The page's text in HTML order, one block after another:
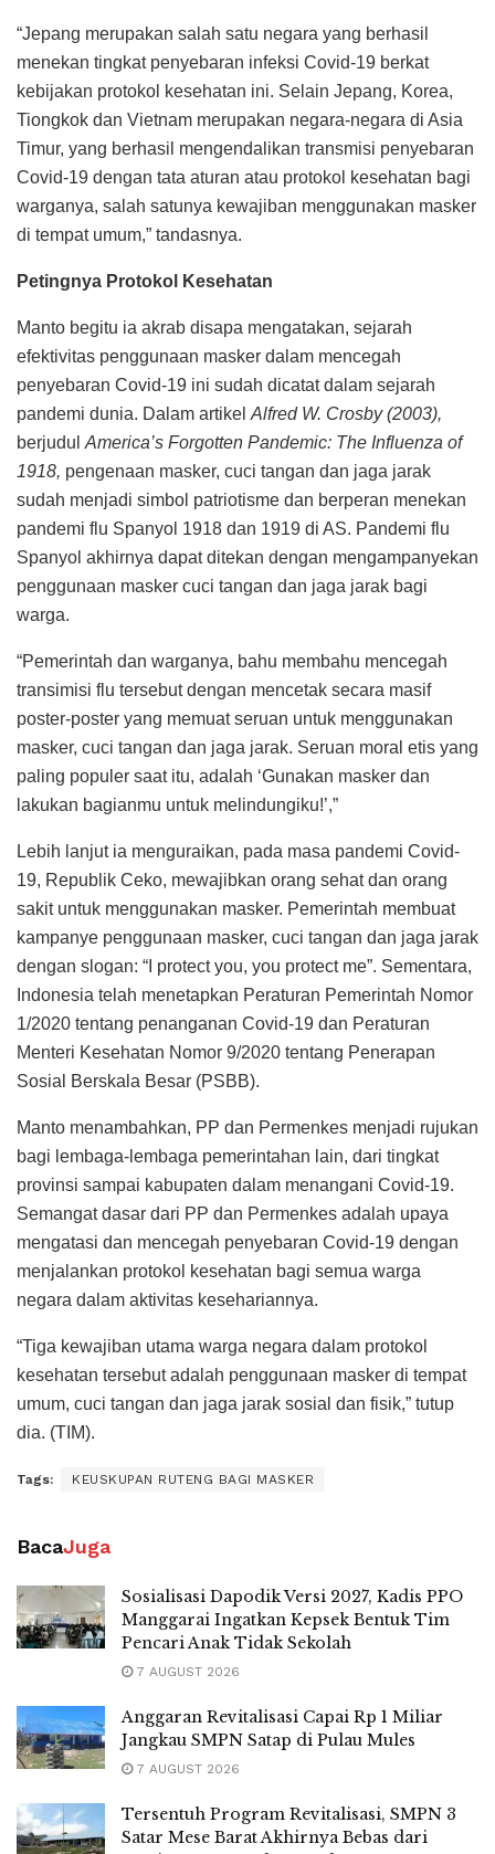
“Jepang merupakan salah satu negara yang berhasil
menekan tingkat penyebaran infeksi Covid-19 berkat
kebijakan protokol kesehatan ini. Selain Jepang, Korea,
Tiongkok dan Vietnam merupakan negara-negara di Asia
Timur, yang berhasil mengendalikan transmisi penyebaran
Covid-19 dengan tata aturan atau protokol kesehatan bagi
warganya, salah satunya kewajiban menggunakan masker
di tempat umum,” tandasnya.
Petingnya Protokol Kesehatan
Manto begitu ia akrab disapa mengatakan, sejarah
efektivitas penggunaan masker dalam mencegah
penyebaran Covid-19 ini sudah dicatat dalam sejarah
pandemi dunia. Dalam artikel Alfred W. Crosby (2003),
berjudul America’s Forgotten Pandemic: The Influenza of
1918, pengenaan masker, cuci tangan dan jaga jarak
sudah menjadi simbol patriotisme dan berperan menekan
pandemi flu Spanyol 1918 dan 1919 di AS. Pandemi flu
Spanyol akhirnya dapat ditekan dengan mengampanyekan
penggunaan masker cuci tangan dan jaga jarak bagi
warga.
“Pemerintah dan warganya, bahu membahu mencegah
transimisi flu tersebut dengan mencetak secara masif
poster-poster yang memuat seruan untuk menggunakan
masker, cuci tangan dan jaga jarak. Seruan moral etis yang
paling populer saat itu, adalah ‘Gunakan masker dan
lakukan bagianmu untuk melindungiku!’,”
Lebih lanjut ia menguraikan, pada masa pandemi Covid-
19, Republik Ceko, mewajibkan orang sehat dan orang
sakit untuk menggunakan masker. Pemerintah membuat
kampanye penggunaan masker, cuci tangan dan jaga jarak
dengan slogan: “I protect you, you protect me”. Sementara,
Indonesia telah menetapkan Peraturan Pemerintah Nomor
1/2020 tentang penanganan Covid-19 dan Peraturan
Menteri Kesehatan Nomor 9/2020 tentang Penerapan
Sosial Berskala Besar (PSBB).
Manto menambahkan, PP dan Permenkes menjadi rujukan
bagi lembaga-lembaga pemerintahan lain, dari tingkat
provinsi sampai kabupaten dalam menangani Covid-19.
Semangat dasar dari PP dan Permenkes adalah upaya
mengatasi dan mencegah penyebaran Covid-19 dengan
menjalankan protokol kesehatan bagi semua warga
negara dalam aktivitas kesehariannya.
“Tiga kewajiban utama warga negara dalam protokol
kesehatan tersebut adalah penggunaan masker di tempat
umum, cuci tangan dan jaga jarak sosial dan fisik,” tutup
dia. (TIM).
Tags: KEUSKUPAN RUTENG BAGI MASKER
BacaJuga
Sosialisasi Dapodik Versi 2027, Kadis PPO
Manggarai Ingatkan Kepsek Bentuk Tim
Pencari Anak Tidak Sekolah
7 AUGUST 2026
Anggaran Revitalisasi Capai Rp 1 Miliar
Jangkau SMPN Satap di Pulau Mules
7 AUGUST 2026
Tersentuh Program Revitalisasi, SMPN 3
Satar Mese Barat Akhirnya Bebas dari